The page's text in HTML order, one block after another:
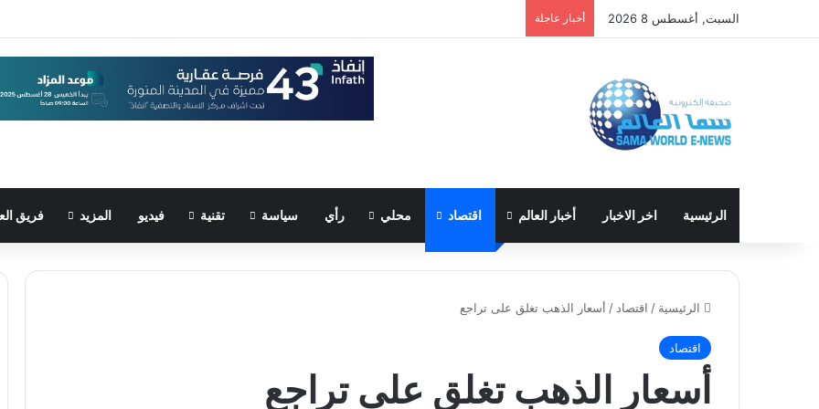
السبت, أغسطس 8 2026 أخبار عاجلة
الرئيسية اخر الاخبار أخبار العالم اقتصاد محلي رأي سياسة تقنية فيديو المزيد فريق
الرئيسية / اقتصاد / أسعار الذهب تغلق على تراجع
اقتصاد
أسعار الذهب تغلق على تراجع